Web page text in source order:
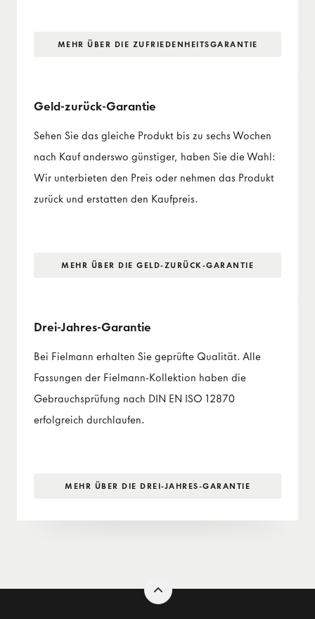
MEHR ÜBER DIE ZUFRIEDENHEITS­GARANTIE
Geld-zurück-Garantie
Sehen Sie das gleiche Produkt bis zu sechs Wochen
nach Kauf anderswo günstiger, haben Sie die Wahl:
Wir unterbieten den Preis oder nehmen das Produkt
zurück und erstatten den Kaufpreis.
MEHR ÜBER DIE GELD-ZURÜCK-GARANTIE
Drei-Jahres-Garantie
Bei Fielmann erhalten Sie geprüfte Qualität. Alle
Fassungen der Fielmann-Kollektion haben die
Gebrauchsprüfung nach DIN EN ISO 12870
erfolgreich durchlaufen.
MEHR ÜBER DIE DREI-JAHRES-GARANTIE